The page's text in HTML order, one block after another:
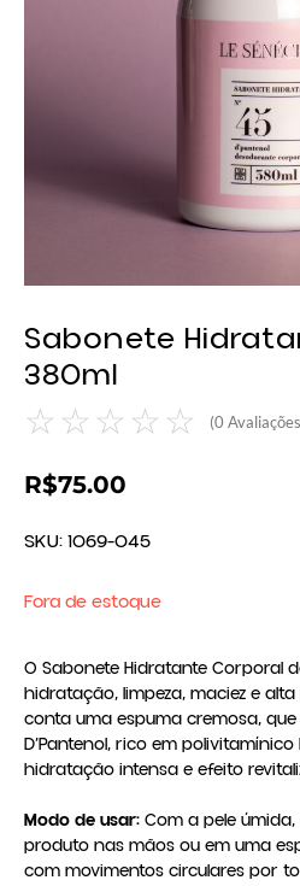
Sabonete
380ml
☆ ☆ ☆ ☆ ☆ (0
R$75.00
SKU:1069-045
Fora de estoque
O Sabonete Hidratante Corporal
hidratação, limpeza, maciez e
conta uma espuma cremosa,
D’Pantenol, rico em
hidratação intensa e efeito
Modo de usar: Com a pele
produto nas mãos ou em uma
com movimentos circulares por